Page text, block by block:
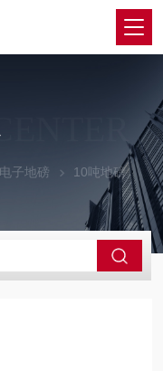
电子地磅 10吨地磅